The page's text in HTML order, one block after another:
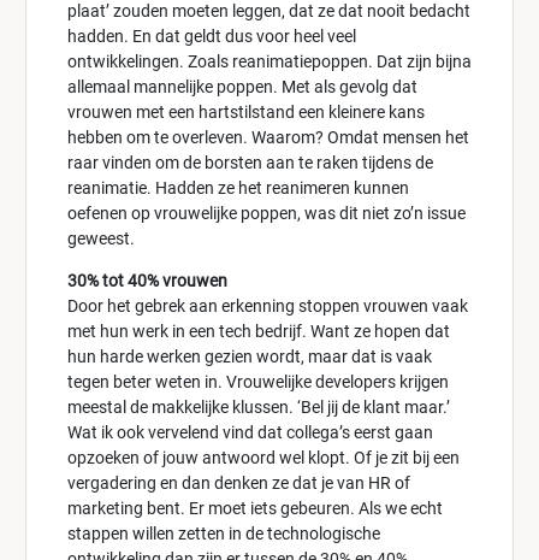
plaat’ zouden moeten leggen, dat ze dat nooit bedacht
hadden. En dat geldt dus voor heel veel
ontwikkelingen. Zoals reanimatiepoppen. Dat zijn bijna
allemaal mannelijke poppen. Met als gevolg dat
vrouwen met een hartstilstand een kleinere kans
hebben om te overleven. Waarom? Omdat mensen het
raar vinden om de borsten aan te raken tijdens de
reanimatie. Hadden ze het reanimeren kunnen
oefenen op vrouwelijke poppen, was dit niet zo’n issue
geweest.
30% tot 40% vrouwen
Door het gebrek aan erkenning stoppen vrouwen vaak
met hun werk in een tech bedrijf. Want ze hopen dat
hun harde werken gezien wordt, maar dat is vaak
tegen beter weten in. Vrouwelijke developers krijgen
meestal de makkelijke klussen. ‘Bel jij de klant maar.’
Wat ik ook vervelend vind dat collega’s eerst gaan
opzoeken of jouw antwoord wel klopt. Of je zit bij een
vergadering en dan denken ze dat je van HR of
marketing bent. Er moet iets gebeuren. Als we echt
stappen willen zetten in de technologische